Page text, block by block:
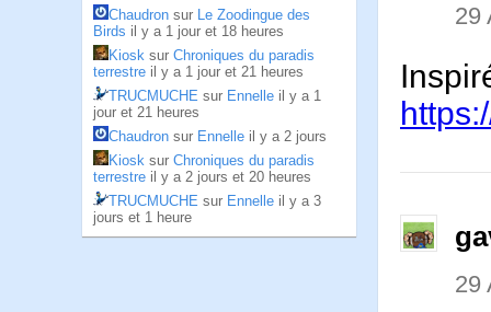
Chaudron sur Le Zoodingue des
Birds il y a 1 jour et 18 heures
Kiosk sur Chroniques du paradis
terrestre il y a 1 jour et 21 heures
TRUCMUCHE sur Ennelle il y a 1
jour et 21 heures
Chaudron sur Ennelle il y a 2 jours
Kiosk sur Chroniques du paradis
terrestre il y a 2 jours et 20 heures
TRUCMUCHE sur Ennelle il y a 3
jours et 1 heure
29
29